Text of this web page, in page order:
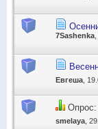
7Sashenka
Евгеша ,
Опрос:
smelaya ,